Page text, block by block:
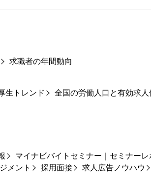
求職者の年間動向
生トレンド 全国の労働人口と有効求人
マイナビバイトセミナー｜セミナーレ
メント 採用面接 求人広告ノウハウ